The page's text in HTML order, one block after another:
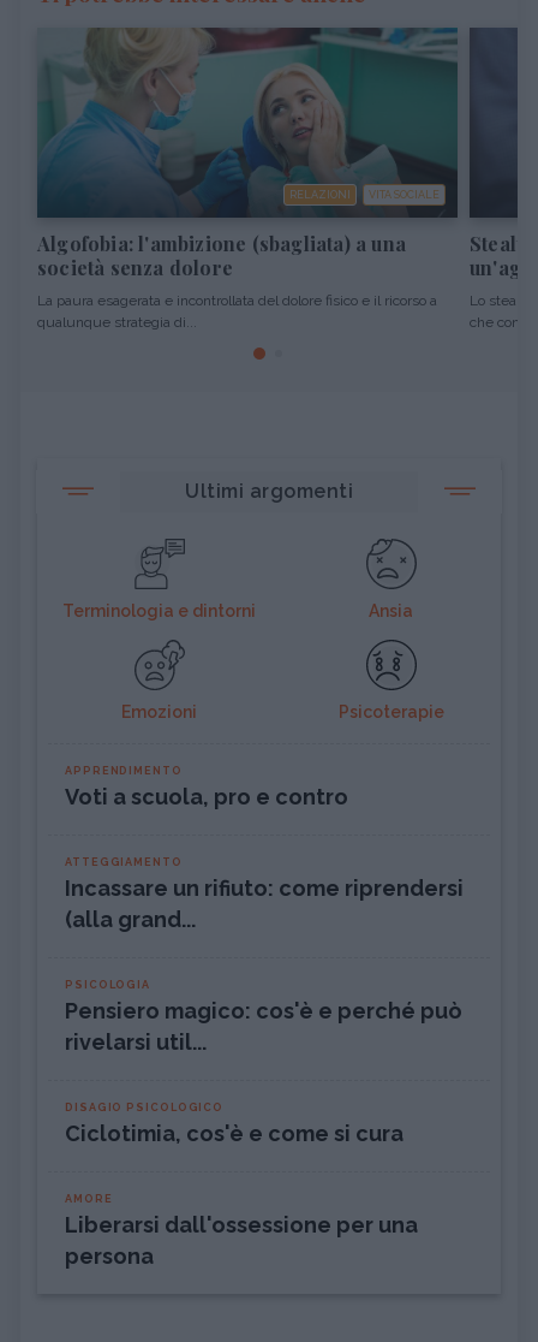
RELAZIONI VITA SOCIALE
Algofobia: l'ambizione (sbagliata) a una
società senza dolore
La paura esagerata e incontrollata del dolore fisico e il ricorso a
qualunque strategia di...
Lo
che
Ultimi argomenti
Terminologia e dintorni Ansia
Emozioni Psicoterapie
APPRENDIMENTO
Voti a scuola, pro e contro
ATTEGGIAMENTO
Incassare un rifiuto: come riprendersi
(alla grand...
PSICOLOGIA
Pensiero magico: cos'è e perché può
rivelarsi util...
DISAGIO PSICOLOGICO
Ciclotimia, cos'è e come si cura
AMORE
Liberarsi dall'ossessione per una
persona